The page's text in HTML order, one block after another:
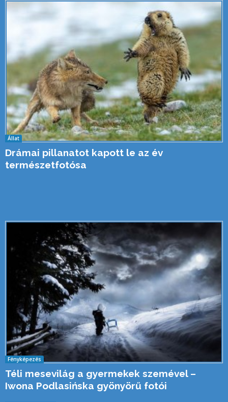
Állat
Drámai pillanatot kapott le az év
természetfotósa
Fényképezés
Téli mesevilág a gyermekek szemével –
Iwona Podlasińska gyönyörű fotói